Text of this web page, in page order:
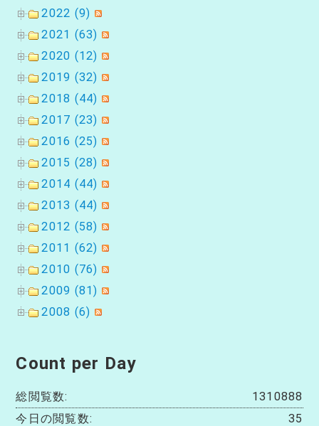
2022 (9)
2021 (63)
2020 (12)
2019 (32)
2018 (44)
2017 (23)
2016 (25)
2015 (28)
2014 (44)
2013 (44)
2012 (58)
2011 (62)
2010 (76)
2009 (81)
2008 (6)
Count per Day
1310888
総閲覧数:
35
今日の閲覧数: